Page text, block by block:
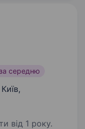
середню
Київ,
від 1 року.